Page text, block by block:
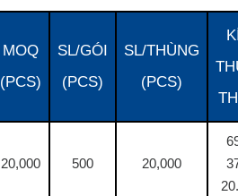
MOQ
(PCS)
SL/GÓI
(PCS)
SL/THÙNG
(PCS)
20,000 500 20,000